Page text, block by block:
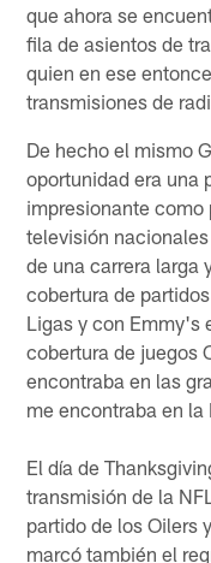
que ahora se
fila de asientos de
quien en ese
transmisiones de
De hecho el mismo
oportunidad era una
impresionante como
televisión
de una carrera larga
cobertura de
Ligas y con Emmy's
cobertura de juegos
encontraba en las
me encontraba en la
El día de
transmisión de la
partido de los Oilers
marcó también el